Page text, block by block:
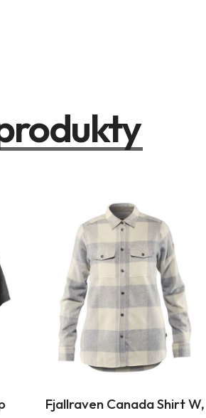
Fjallraven Canada Shirt W,